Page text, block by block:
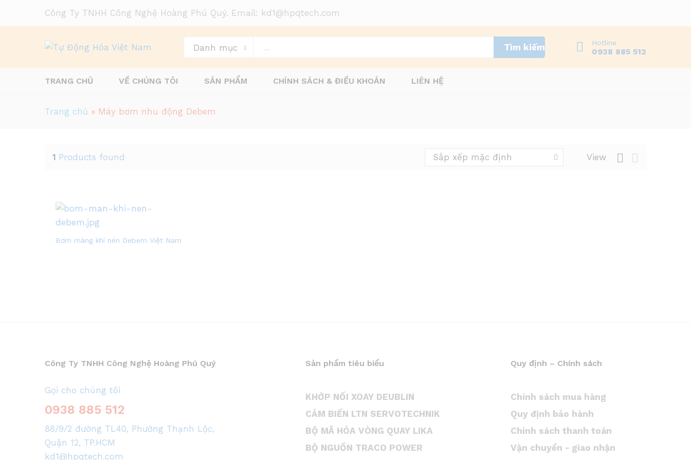
Công Ty TNHH Công Nghệ Hoàng Phú Quý. Email: kd1@hpqtech.com
Danh mục Tìm kiếm Hotline
0938 885 512
TRANG CHỦ VỀ CHÚNG TÔI SẢN PHẨM CHÍNH SÁCH & ĐIỀU KHOẢN LIÊN HỆ
Trang chủ » Máy bơm nhu động Debem
1 Products found View
Sắp xếp mặc định
Bơm màng khí nén Debem Việt Nam
Công Ty TNHH Công Nghệ Hoàng Phú Quý
Gọi cho chúng tôi
0938 885 512
88/9/2 đường TL40, Phường Thạnh Lộc,
Quận 12, TP.HCM
kd1@hpqtech.com
Sản phẩm tiêu biểu
KHỚP NỐI XOAY DEUBLIN
CẢM BIẾN LTN SERVOTECHNIK
BỘ MÃ HÓA VÒNG QUAY LIKA
BỘ NGUỒN TRACO POWER
Quy định – Chính sách
Chính sách mua hàng
Quy định bảo hành
Chính sách thanh toán
Vận chuyển - giao nhận